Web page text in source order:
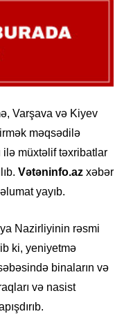
Varşava və Kiyev
məqsədilə
ilə müxtəlif təxribatlar
Vətəninfo.az xəbər
yayıb.
Nazirliyinin rəsmi
ki, yeniyetmə
binaların və
və nasist